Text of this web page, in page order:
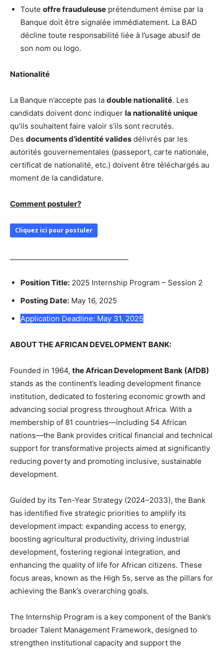
Toute offre frauduleuse prétendument émise par la
Banque doit être signalée immédiatement. La BAD
décline toute responsabilité liée à l’usage abusif de
son nom ou logo.
Nationalité
La Banque n’accepte pas la double nationalité. Les
candidats doivent donc indiquer la nationalité unique
qu’ils souhaitent faire valoir s’ils sont recrutés.
Des documents d’identité valides délivrés par les
autorités gouvernementales (passeport, carte nationale,
certificat de nationalité, etc.) doivent être téléchargés au
moment de la candidature.
Comment postuler?
Cliquez ici pour postuler
Position Title: 2025 Internship Program – Session 2
Posting Date: May 16, 2025
Application Deadline: May 31, 2025
ABOUT THE AFRICAN DEVELOPMENT BANK:
Founded in 1964, the African Development Bank (AfDB)
stands as the continent’s leading development finance
institution, dedicated to fostering economic growth and
advancing social progress throughout Africa. With a
membership of 81 countries—including 54 African
nations—the Bank provides critical financial and technical
support for transformative projects aimed at significantly
reducing poverty and promoting inclusive, sustainable
development.
Guided by its Ten-Year Strategy (2024–2033), the Bank
has identified five strategic priorities to amplify its
development impact: expanding access to energy,
boosting agricultural productivity, driving industrial
development, fostering regional integration, and
enhancing the quality of life for African citizens. These
focus areas, known as the High 5s, serve as the pillars for
achieving the Bank’s overarching goals.
The Internship Program is a key component of the Bank’s
broader Talent Management Framework, designed to
strengthen institutional capacity and support the